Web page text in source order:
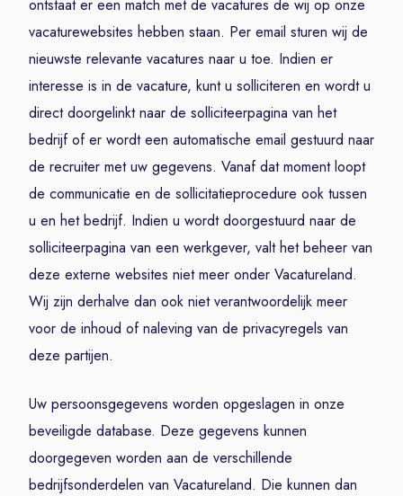
ontstaat er een match met de vacatures de wij op onze
vacaturewebsites hebben staan. Per email sturen wij de
nieuwste relevante vacatures naar u toe. Indien er
interesse is in de vacature, kunt u solliciteren en wordt u
direct doorgelinkt naar de solliciteerpagina van het
bedrijf of er wordt een automatische email gestuurd naar
de recruiter met uw gegevens. Vanaf dat moment loopt
de communicatie en de sollicitatieprocedure ook tussen
u en het bedrijf. Indien u wordt doorgestuurd naar de
solliciteerpagina van een werkgever, valt het beheer van
deze externe websites niet meer onder Vacatureland.
Wij zijn derhalve dan ook niet verantwoordelijk meer
voor de inhoud of naleving van de privacyregels van
deze partijen.
Uw persoonsgegevens worden opgeslagen in onze
beveiligde database. Deze gegevens kunnen
doorgegeven worden aan de verschillende
bedrijfsonderdelen van Vacatureland. Die kunnen dan